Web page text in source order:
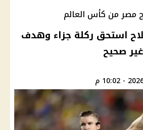
مصر من كأس العالم
استحق ركلة جزاء وهدف
غير صحيح